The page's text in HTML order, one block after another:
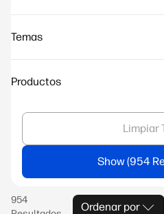
Temas
Productos
Limpiar
Show
Ordenar por